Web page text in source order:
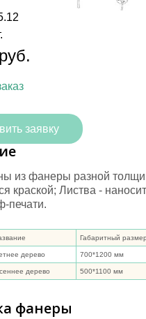
руб.
заявку
из фанеры разной
краской; Листва -
печати.
Габаритный размер
дерево 700*1200 мм
дерево 500*1100 мм
фанеры